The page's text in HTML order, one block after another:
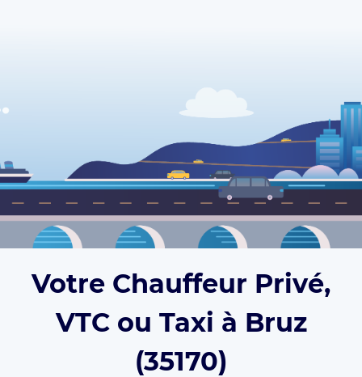
Votre Chauffeur Privé,
VTC ou Taxi à Bruz
(35170)